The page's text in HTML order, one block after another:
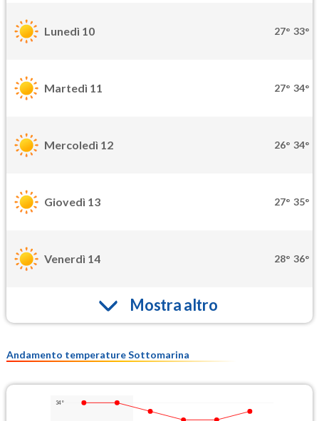
Lunedì 10 27° 33°
Martedì 11 27° 34°
Mercoledì 12 26° 34°
Giovedì 13 27° 35°
Venerdì 14 28° 36°
Mostra altro
Andamento temperature Sottomarina
34°